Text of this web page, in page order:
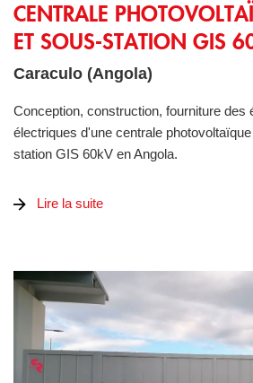
CENTRALE
ET SOUS-STATION GIS
Caraculo (Angola)
Conception, construction, fourniture des
électriques d'une centrale
station GIS 60kV en Angola.
Lire la suite